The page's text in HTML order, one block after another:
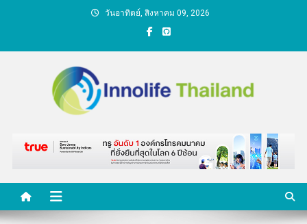
วันอาทิตย์, สิงหาคม 09, 2026
คนกับความคิด ชีวิตกับ
นวัตกรรม